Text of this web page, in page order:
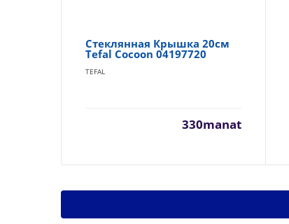
Стеклянная Крышка 20см
Tefal Cocoon 04197720
TEFAL
330manat